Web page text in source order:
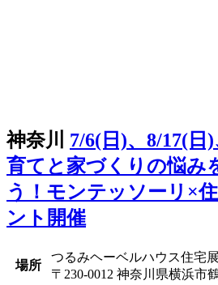
神奈川
7/6(日)、8/17(
育てと家づくりの悩み
う！モンテッソーリ×
ント開催
場所
つるみヘーベルハウス住宅
〒230-0012 神奈川県横浜市